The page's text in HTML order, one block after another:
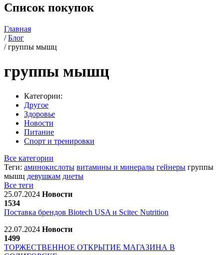
Список покупок
Главная
/ Блог
/ группы мышц
группы мышц
Категории:
Другое
Здоровье
Новости
Питание
Спорт и тренировки
Все категории
Теги: аминокислоты витамины и минералы гейнеры группы
мышц девушкам диеты
Все теги
25.07.2024 Новости
1534
Поставка брендов Biotech USA и Scitec Nutrition
22.07.2024 Новости
1499
ТОРЖЕСТВЕННОЕ ОТКРЫТИЕ МАГАЗИНА В